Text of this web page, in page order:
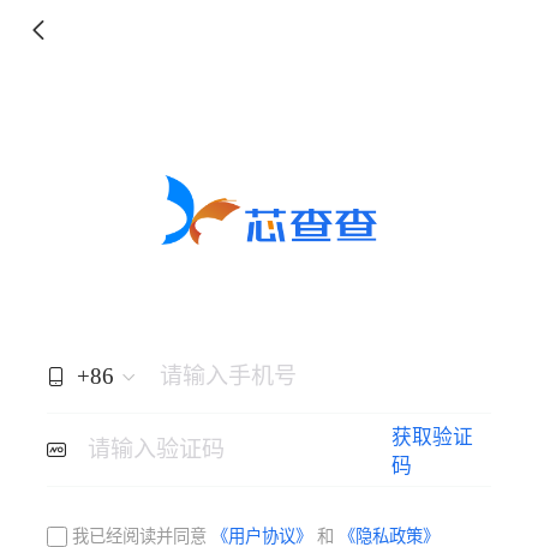
+86 请输入手机号
请输入验证码
获取验证
码
我已经阅读并同意 《用户协议》 和 《隐私政策》